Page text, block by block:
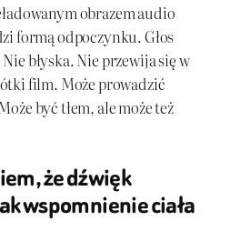
obrazem audio
formą odpoczynku. Głos
błyska. Nie przewija się w
film. Może prowadzić
być tłem, ale może też
że dźwięk
wspomnienie ciała